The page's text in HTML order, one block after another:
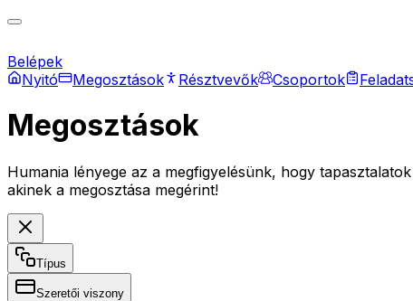
Belépek
Nyitó
Megosztások Résztvevők Csoportok
Megosztások
Humania lényege az a megfigyelésünk, hogy
akinek a megosztása megérint!
Típus
Szeretői viszony